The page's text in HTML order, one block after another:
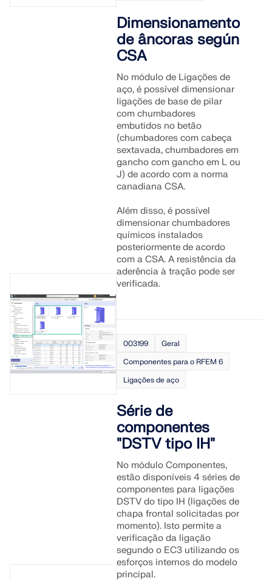
Mais informação
API Dlubal
Descobrir a API
Índice
Primeiros passos
Aplicações
Objetos de modelo
AEF para ligações de aço
Projete e analise conexões de aço utilizando
CBFEM, de acordo com EN 1993‑1‑8 e AISC 360,
totalmente integrado no RFEM 6 para fluxos de
trabalho estruturais mais rápidos e precisos.
OBTER LICENÇA GRATUITA
engenharia e leve sua carreira a novos patamares.
EXPLORE VAGAS EM ABERTO
Dimensionamento
de âncoras según
CSA
No módulo de Ligações de
aço, é possível dimensionar
ligações de base de pilar
com chumbadores
embutidos no betão
(chumbadores com cabeça
sextavada, chumbadores em
gancho com gancho em L ou
J) de acordo com a norma
canadiana CSA.
Além disso, é possível
dimensionar chumbadores
químicos instalados
posteriormente de acordo
com a CSA. A resistência da
aderência à tração pode ser
verificada.
003199
Geral
Componentes para o RFEM 6
Ligações de aço
Série de
componentes
"DSTV tipo IH"
No módulo Componentes,
estão disponíveis 4 séries de
componentes para ligações
DSTV do tipo IH (ligações de
chapa frontal solicitadas por
momento). Isto permite a
verificação da ligação
segundo o EC3 utilizando os
esforços internos do modelo
principal.